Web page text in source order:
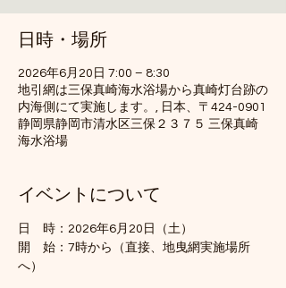
日時・場所
2026年6月20日 7:00 – 8:30
地引網は三保真崎海水浴場から真崎灯台跡の
内海側にて実施します。, 日本、〒424-0901
静岡県静岡市清水区三保２３７５ 三保真崎
海水浴場
イベントについて
日　時：2026年6月20日（土）
開　始：7時から（直接、地曳網実施場所
へ）